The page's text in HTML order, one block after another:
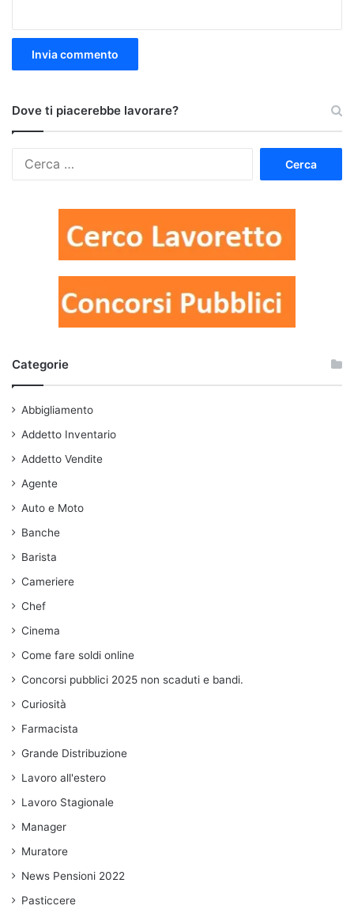
Dove ti piacerebbe lavorare?
Categorie
Abbigliamento
Addetto Inventario
Addetto Vendite
Agente
Auto e Moto
Banche
Barista
Cameriere
Chef
Cinema
Come fare soldi online
Concorsi pubblici 2025 non scaduti e bandi.
Curiosità
Farmacista
Grande Distribuzione
Lavoro all'estero
Lavoro Stagionale
Manager
Muratore
News Pensioni 2022
Pasticcere